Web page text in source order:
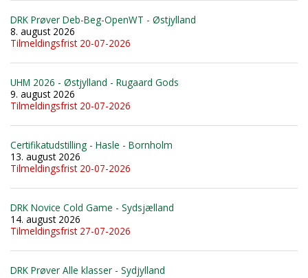
DRK Prøver Deb-Beg-OpenWT - Østjylland
8. august 2026
Tilmeldingsfrist 20-07-2026
UHM 2026 - Østjylland - Rugaard Gods
9. august 2026
Tilmeldingsfrist 20-07-2026
Certifikatudstilling - Hasle - Bornholm
13. august 2026
Tilmeldingsfrist 20-07-2026
DRK Novice Cold Game - Sydsjælland
14. august 2026
Tilmeldingsfrist 27-07-2026
DRK Prøver Alle klasser - Sydjylland